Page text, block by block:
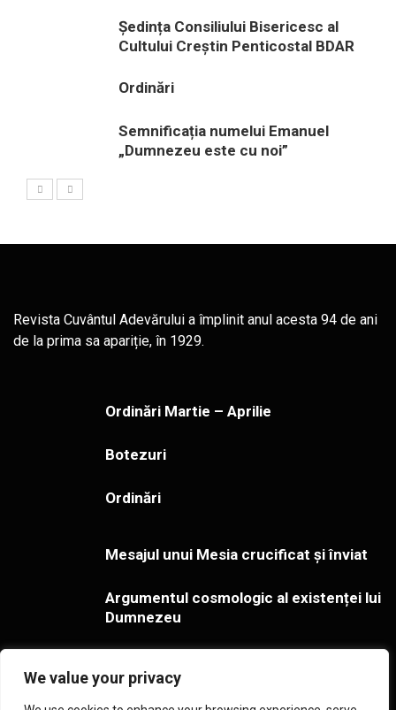
We value your privacy
Ședința Consiliului Bisericesc al
Cultului Creștin Penticostal BDAR
Ordinări
Semnificația numelui Emanuel
„Dumnezeu este cu noi”
Revista Cuvântul Adevărului a împlinit anul acesta 94 de ani
de la prima sa apariție, în 1929.
Ordinări Martie – Aprilie
Botezuri
Ordinări
Mesajul unui Mesia crucificat și înviat
Argumentul cosmologic al existenței lui
Dumnezeu
adevărul creștinismului